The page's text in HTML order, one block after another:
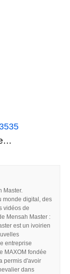
Master.
monde digital, des
vidéos de
Mensah Master :
est un ivoirien
entreprise
MAXOM fondée
permis d'avoir
dans